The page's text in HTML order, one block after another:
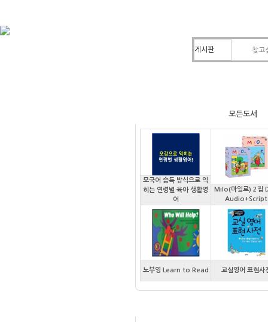
모든도서
모국어 습득 방식으로 익
히는 연령별 육아 생활영
어
Milo(마일로) 2집
Audio+Script
노부영 Learn to Read 교실영어 표현사